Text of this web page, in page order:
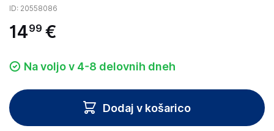
ID: 20558086
1499 €
Na voljo v 4-8 delovnih dneh
Dodaj v košarico